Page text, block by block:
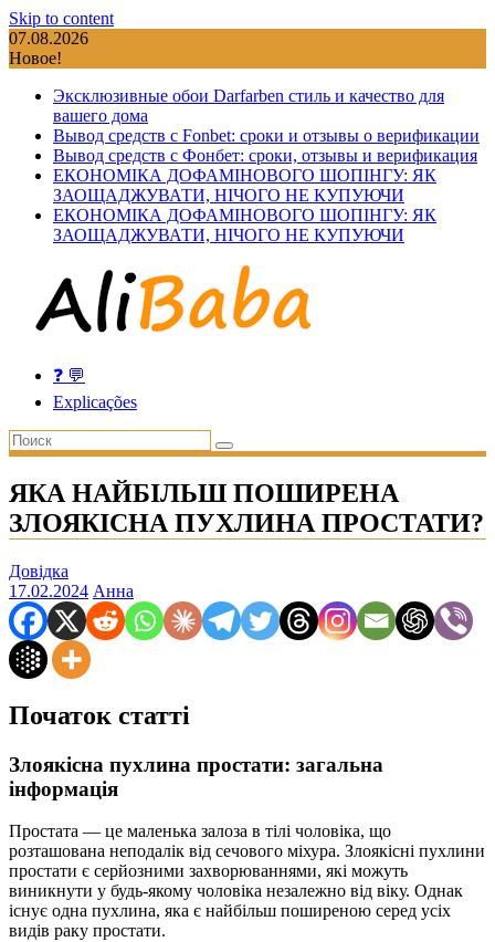
Skip to content
07.08.2026
Новое!
Эксклюзивные обои Darfarben стиль и качество для
вашего дома
Вывод средств с Fonbet: сроки и отзывы о верификации
Вывод средств с Фонбет: сроки, отзывы и верификация
ЕКОНОМІКА ДОФАМІНОВОГО ШОПІНГУ: ЯК
ЗАОЩАДЖУВАТИ, НІЧОГО НЕ КУПУЮЧИ
ЕКОНОМІКА ДОФАМІНОВОГО ШОПІНГУ: ЯК
ЗАОЩАДЖУВАТИ, НІЧОГО НЕ КУПУЮЧИ
❓ 💬
Explicações
ЯКА НАЙБІЛЬШ ПОШИРЕНА
ЗЛОЯКІСНА ПУХЛИНА ПРОСТАТИ?
Довідка
17.02.2024 Анна
Початок статті
Злоякісна пухлина простати: загальна
інформація
Простата — це маленька залоза в тілі чоловіка, що
розташована неподалік від сечового міхура. Злоякісні пухлини
простати є серйозними захворюваннями, які можуть
виникнути у будь-якому чоловіка незалежно від віку. Однак
існує одна пухлина, яка є найбільш поширеною серед усіх
видів раку простати.